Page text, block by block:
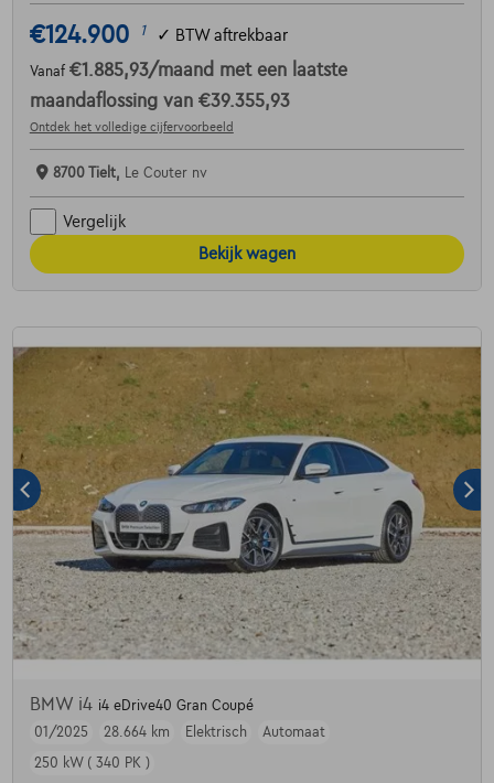
€124.900 1 ✓ BTW aftrekbaar
Vanaf €1.885,93/maand met een laatste
maandaflossing van €39.355,93
Ontdek het volledige cijfervoorbeeld
8700 Tielt, Le Couter nv
Vergelijk
Bekijk wagen
BMW i4 i4 eDrive40 Gran Coupé
01/2025
28.664 km Elektrisch
Automaat
250 kW ( 340 PK )